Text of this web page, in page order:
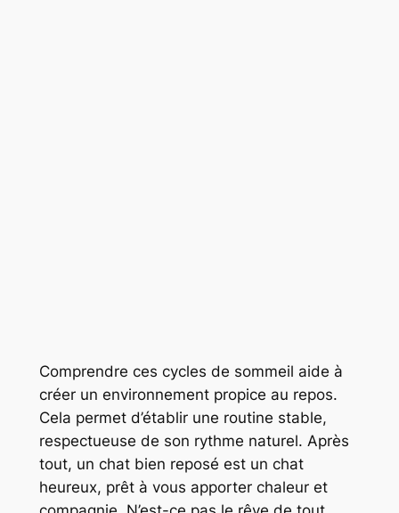
Comprendre ces cycles de sommeil aide à
créer un environnement propice au repos.
Cela permet d’établir une routine stable,
respectueuse de son rythme naturel. Après
tout, un chat bien reposé est un chat
heureux, prêt à vous apporter chaleur et